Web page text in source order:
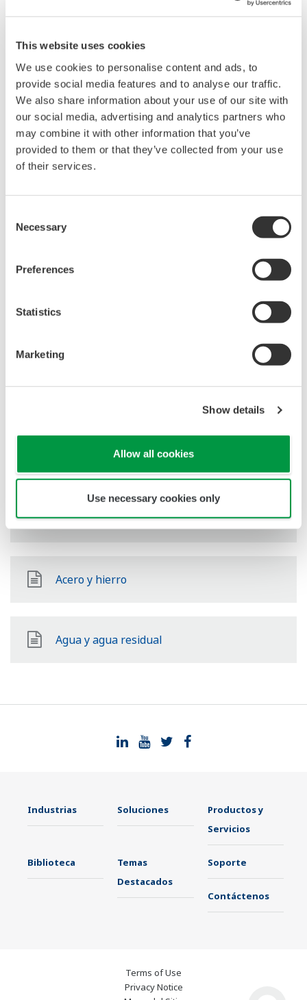
This website uses cookies
We use cookies to personalise content and ads, to
provide social media features and to analyse our traffic.
We also share information about your use of our site with
our social media, advertising and analytics partners who
may combine it with other information that you’ve
provided to them or that they’ve collected from your use
of their services.
Selection
Necessary
Preferences
Statistics
Marketing
Show details
Allow all cookies
Use necessary cookies only
Transporte, distribución y comercialización
Cadena de suministro de GNL
Química
Energía renovable
Alimentos y bebidas
Papel y pulpa
Acero y hierro
Agua y agua residual
Industrias Soluciones
Productos y
Servicios
Biblioteca
Temas
Destacados
Soporte
Contáctenos
Terms of Use
Privacy Notice